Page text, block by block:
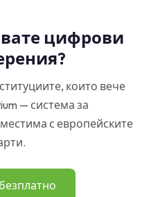
цифрови
които вече
— система за
с европейските